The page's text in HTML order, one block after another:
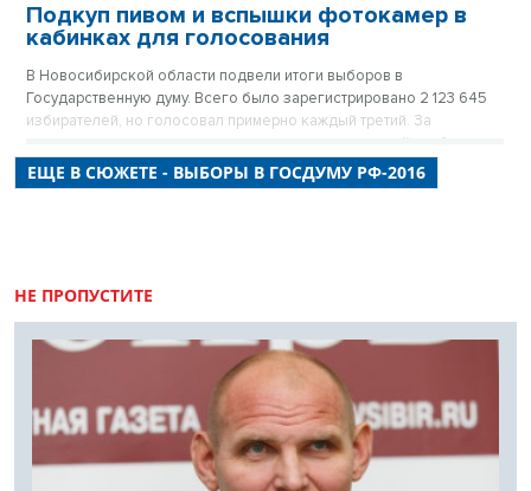
Подкуп пивом и вспышки фотокамер в
кабинках для голосования
В Новосибирской области подвели итоги выборов в
Государственную думу. Всего было зарегистрировано 2 123 645
избирателей, но голосовал примерно каждый третий. За
процессом переживающие горожане следили онлайн, а более
9,5 тысячи наблюдателей, в том числе от СНГ, даже ездили по
участкам. Но никаких серьезных нарушений не зафиксировали. И
ЕЩЕ В СЮЖЕТЕ - ВЫБОРЫ В ГОСДУМУ РФ-2016
НЕ ПРОПУСТИТЕ